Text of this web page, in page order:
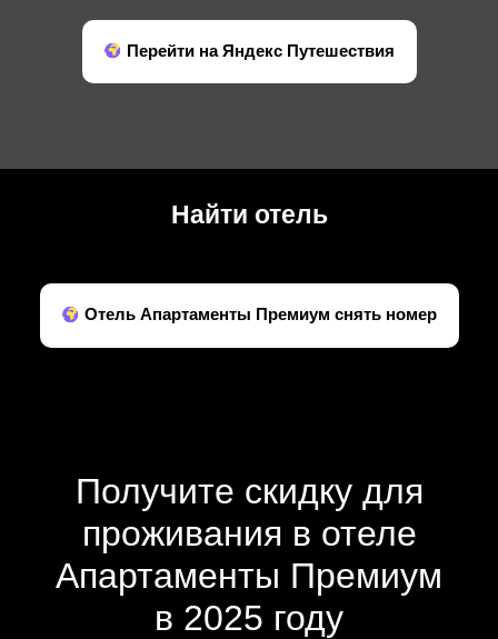
Перейти на Яндекс Путешествия
Найти отель
Отель Апартаменты Премиум снять номер
Получите скидку для
проживания в отеле
Апартаменты Премиум
в 2025 году